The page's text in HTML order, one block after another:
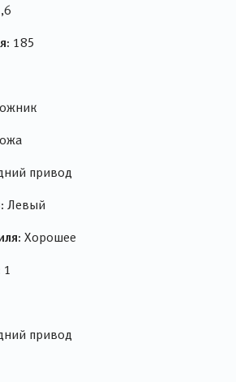
185
привод
Левый
Хорошее
1
привод